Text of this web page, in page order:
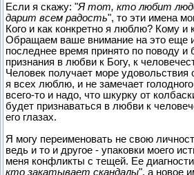
Если я скажу: "Я тот, кто любит
дарит всем радость", то эти имена
Кого и как конкретно я люблю? Кому и
Обращаем ваше внимание на это еще
последнее время принято по поводу и
признания в любви к Богу, к
Человек получает море удовольствия
я всех люблю, и не замечает
всего-то и надо, что шкурку от
будет признаваться в любви к
его глазах.
Я могу переименовать не свою
ведь и то и другое - упаковки моего
меня конфликты с тещей. Ее
кто закатывает скандалы", а новое